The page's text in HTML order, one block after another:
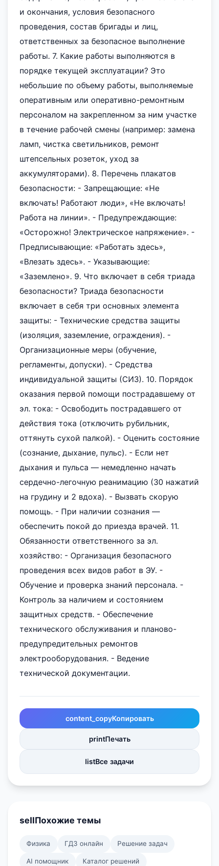
и окончания, условия безопасного
проведения, состав бригады и лиц,
ответственных за безопасное выполнение
работы. 7. Какие работы выполняются в
порядке текущей эксплуатации? Это
небольшие по объему работы, выполняемые
оперативным или оперативно-ремонтным
персоналом на закрепленном за ним участке
в течение рабочей смены (например: замена
ламп, чистка светильников, ремонт
штепсельных розеток, уход за
аккумуляторами). 8. Перечень плакатов
безопасности: - Запрещающие: «Не
включать! Работают люди», «Не включать!
Работа на линии». - Предупреждающие:
«Осторожно! Электрическое напряжение». -
Предписывающие: «Работать здесь»,
«Влезать здесь». - Указывающие:
«Заземлено». 9. Что включает в себя триада
безопасности? Триада безопасности
включает в себя три основных элемента
защиты: - Технические средства защиты
(изоляция, заземление, ограждения). -
Организационные меры (обучение,
регламенты, допуски). - Средства
индивидуальной защиты (СИЗ). 10. Порядок
оказания первой помощи пострадавшему от
эл. тока: - Освободить пострадавшего от
действия тока (отключить рубильник,
оттянуть сухой палкой). - Оценить состояние
(сознание, дыхание, пульс). - Если нет
дыхания и пульса — немедленно начать
сердечно-легочную реанимацию (30 нажатий
на грудину и 2 вдоха). - Вызвать скорую
помощь. - При наличии сознания —
обеспечить покой до приезда врачей. 11.
Обязанности ответственного за эл.
хозяйство: - Организация безопасного
проведения всех видов работ в ЭУ. -
Обучение и проверка знаний персонала. -
Контроль за наличием и состоянием
защитных средств. - Обеспечение
технического обслуживания и планово-
предупредительных ремонтов
электрооборудования. - Ведение
технической документации.
content_copyКопировать
printПечать
listВсе задачи
sellПохожие темы
Физика ГДЗ онлайн Решение задач
AI помощник Каталог решений